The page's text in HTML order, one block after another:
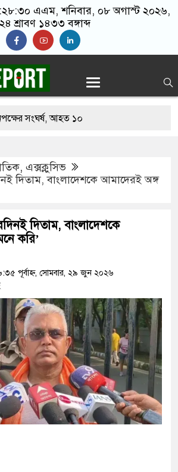
এএম, শনিবার, ০৮ অগাস্ট ২০২৬,
২৪ শ্রাবণ ১৪৩৩ বঙ্গাব্দ
সংঘর্ষ, আহত ১০
সতর্কতা জারি
থেকে গ্রেপ্তার ৬
ভাইরাল
এনসিপি: রাশেদ খাঁন
গাজী নজরুলের ১২
এনসিপি: রাশেদ খাঁন
নাহিদ ইসলাম
চালাতে পারে রাশিয়া
, এক্সক্লুসিভ
দিতাম, বাংলাদেশকে আমাদেরই অঙ্গ
দিতাম, বাংলাদেশকে
করি’
পূর্বাহ্ন, সোমবার, ২৯ জুন ২০২৬